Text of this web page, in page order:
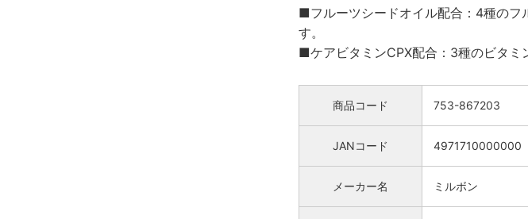
■フルーツシードオイル配合：4種のフ
す。
■ケアビタミンCPX配合：3種のビタミ
商品コード 753-867203
JANコード 4971710000000
メーカー名 ミルボン